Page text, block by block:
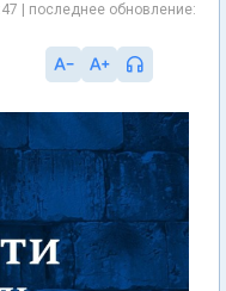
| последнее обновление: